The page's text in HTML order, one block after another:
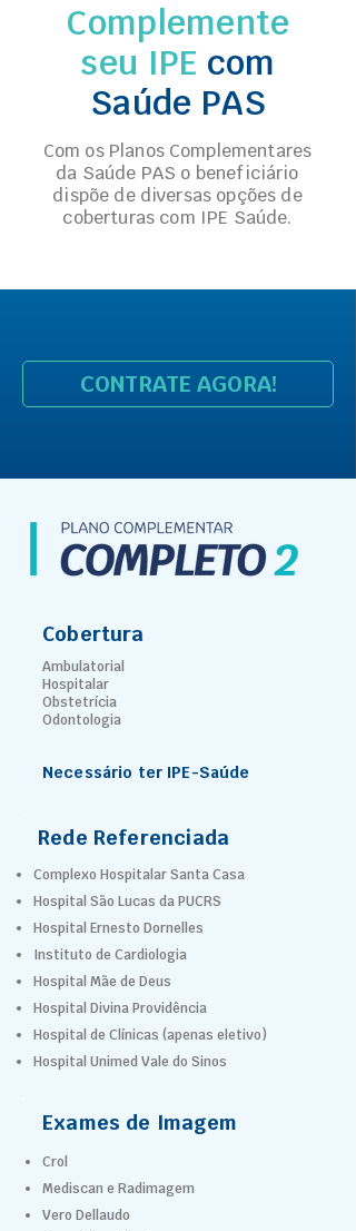
Complemente
seu IPE com
Saúde PAS
Com os Planos Complementares
da Saúde PAS o beneficiário
dispõe de diversas opções de
coberturas com IPE Saúde.
CONTRATE AGORA!
Cobertura
Ambulatorial
Hospitalar
Obstetrícia
Odontologia
Necessário ter IPE-Saúde
Rede Referenciada
Complexo Hospitalar Santa Casa
Hospital São Lucas da PUCRS
Hospital Ernesto Dornelles
Instituto de Cardiologia
Hospital Mãe de Deus
Hospital Divina Providência
Hospital de Clínicas (apenas eletivo)
Hospital Unimed Vale do Sinos
Exames de Imagem
Crol
Mediscan e Radimagem
Vero Dellaudo